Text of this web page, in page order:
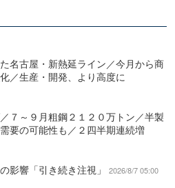
名古屋・新熱延ライン／今月から商
／生産・開発、より高度に
７～９月粗鋼２１２０万トン／半製
要の可能性も／２四半期連続増
影響「引き続き注視」
2026/8/7 05:00